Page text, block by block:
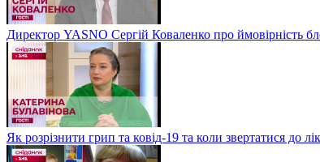
Директор YASNO Сергій Коваленко про ймовірність
Як розрізнити грип та ковід-19 та коли звертатися до